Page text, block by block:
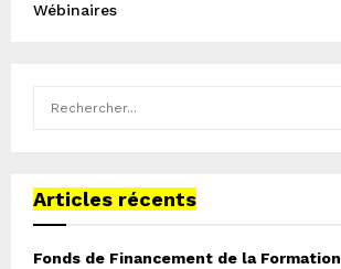
Wébinaires
c
h
o
Articles récents
Fonds de Financement de la Formation